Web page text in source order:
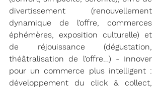
divertissement (renouvellement
dynamique de l’offre, commerces
éphémères, exposition culturelle) et
de réjouissance (dégustation,
théâtralisation de l’offre…) - Innover
pour un commerce plus intelligent :
développement du click & collect,